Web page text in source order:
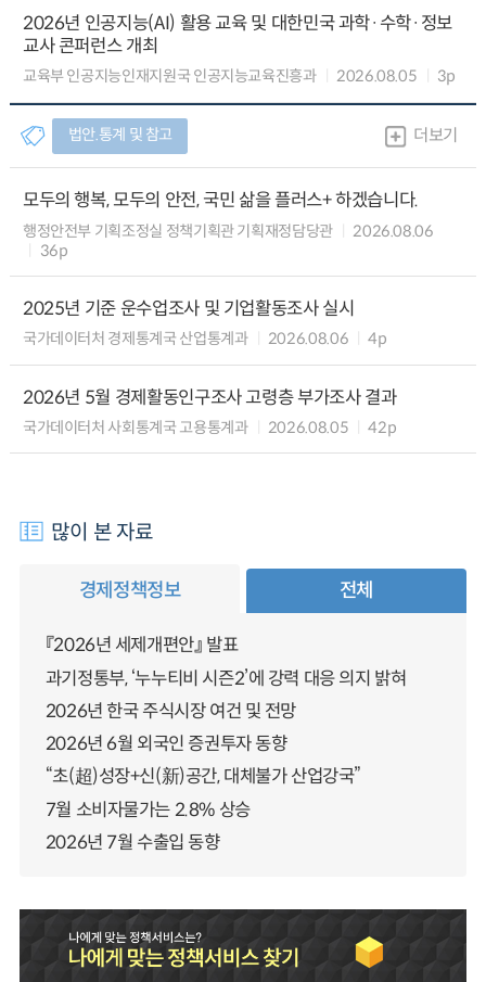
2026년 인공지능(AI) 활용 교육 및 대한민국 과학·수학·정보
교사 콘퍼런스 개최
교육부 인공지능인재지원국 인공지능교육진흥과 2026.08.05 3p
법안.통계 및 참고 더보기
모두의 행복, 모두의 안전, 국민 삶을 플러스+ 하겠습니다.
행정안전부 기획조정실 정책기획관 기획재정담당관
2026.08.06
36p
2025년 기준 운수업조사 및 기업활동조사 실시
국가데이터처 경제통계국 산업통계과 2026.08.06 4p
2026년 5월 경제활동인구조사 고령층 부가조사 결과
국가데이터처 사회통계국 고용통계과 2026.08.05 42p
많이 본 자료
경제정책정보 전체
『2026년 세제개편안』 발표
과기정통부, ‘누누티비 시즌2’에 강력 대응 의지 밝혀
2026년 한국 주식시장 여건 및 전망
2026년 6월 외국인 증권투자 동향
“초(超)성장+신(新)공간, 대체불가 산업강국”
7월 소비자물가는 2.8% 상승
2026년 7월 수출입 동향